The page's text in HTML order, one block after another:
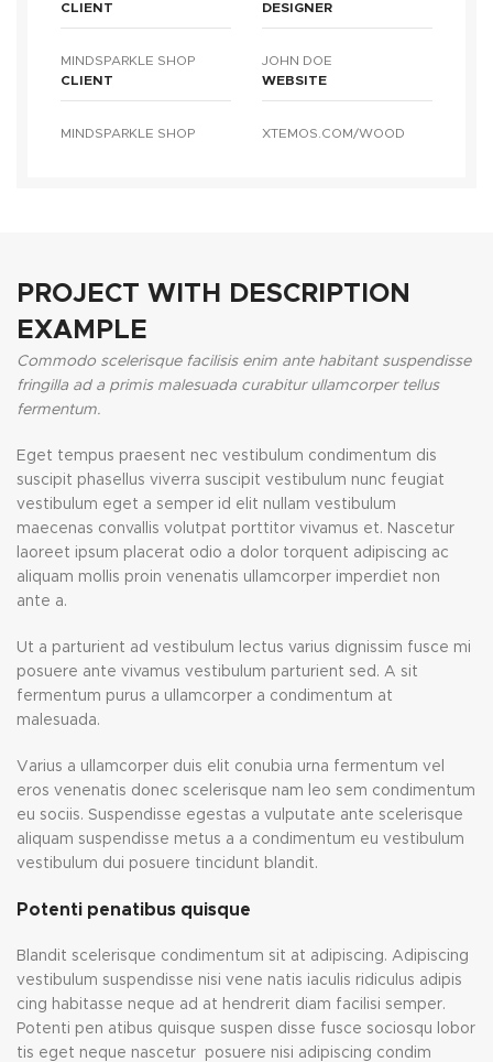
CLIENT
MINDSPARKLE SHOP
DESIGNER
JOHN DOE
CLIENT
MINDSPARKLE SHOP
WEBSITE
XTEMOS.COM/WOOD
PROJECT WITH DESCRIPTION
EXAMPLE
Commodo scelerisque facilisis enim ante habitant suspendisse
fringilla ad a primis malesuada curabitur ullamcorper tellus
fermentum.
Eget tempus praesent nec vestibulum condimentum dis
suscipit phasellus viverra suscipit vestibulum nunc feugiat
vestibulum eget a semper id elit nullam vestibulum
maecenas convallis volutpat porttitor vivamus et. Nascetur
laoreet ipsum placerat odio a dolor torquent adipiscing ac
aliquam mollis proin venenatis ullamcorper imperdiet non
ante a.
Ut a parturient ad vestibulum lectus varius dignissim fusce mi
posuere ante vivamus vestibulum parturient sed. A sit
fermentum purus a ullamcorper a condimentum at
malesuada.
Varius a ullamcorper duis elit conubia urna fermentum vel
eros venenatis donec scelerisque nam leo sem condimentum
eu sociis. Suspendisse egestas a vulputate ante scelerisque
aliquam suspendisse metus a a condimentum eu vestibulum
vestibulum dui posuere tincidunt blandit.
Potenti penatibus quisque
Blandit scelerisque condimentum sit at adipiscing. Adipiscing
vestibulum suspendisse nisi vene natis iaculis ridiculus adipis
cing habitasse neque ad at hendrerit diam facilisi semper.
Potenti pen atibus quisque suspen disse fusce sociosqu lobor
tis eget neque nascetur posuere nisi adipiscing condim